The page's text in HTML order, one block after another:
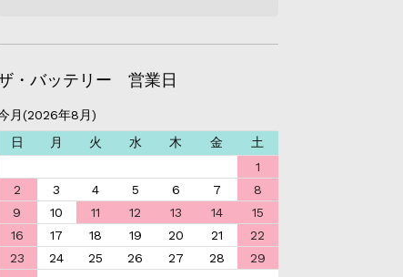
・バッテリー 営業日
月(2026年8月)
日
月 火 水 木 金
土
1
2
3 4 5 6 7
8
9
10 11 12 13 14
15
16
17 18 19 20 21
22
23
24 25 26 27 28
29